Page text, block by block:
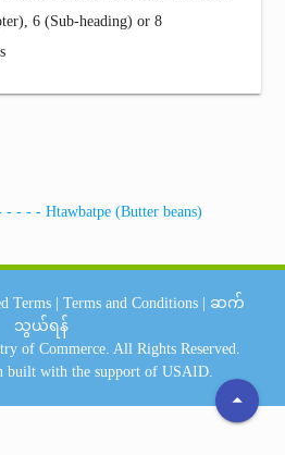
6 (Sub-heading) or 8
- - - Htawbatpe (Butter beans)
arrow_drop_up
Terms Terms and Conditions
ဆက်
သွယ်ရန်
of Commerce. All Rights Reserved.
built with the support of USAID.